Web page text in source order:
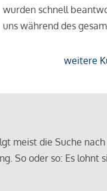
wurden schnell
uns während des
weitere
meist die Suche
So oder so: Es lohnt